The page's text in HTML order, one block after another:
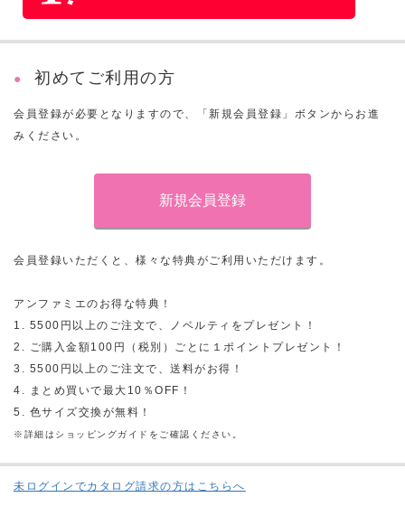
初めてご利用の方
会員登録が必要となりますので、「新規会員登録」ボタンからお進
みください。
会員登録いただくと、様々な特典がご利用いただけます。
アンファミエのお得な特典！
1. 5500円以上のご注文で、ノベルティをプレゼント！
2. ご購入金額100円（税別）ごとに１ポイントプレゼント！
3. 5500円以上のご注文で、送料がお得！
4. まとめ買いで最大10％OFF！
5. 色サイズ交換が無料！
※詳細はショッピングガイドをご確認ください。
未ログインでカタログ請求の方はこちらへ